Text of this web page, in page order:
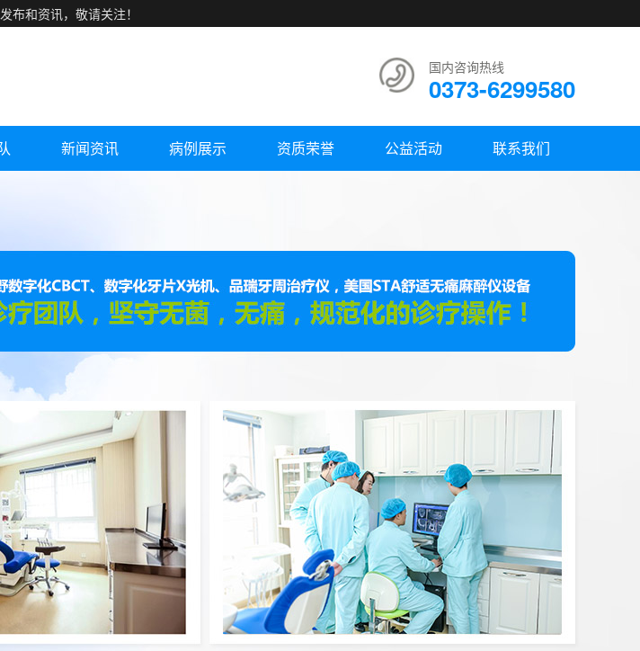
布和资讯，敬请关注！
国内咨询热线
0373-6299580
新闻资讯 病例展示 资质荣誉 公益活动 联系我们